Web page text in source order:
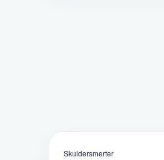
Skuldersmerter